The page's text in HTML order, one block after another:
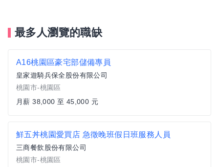
最多人瀏覽的職缺
A16桃園區豪宅部儲備專員
皇家遊騎兵保全股份有限公司
桃園市-桃園區
月薪 38,000 至 45,000 元
鮮五丼桃園愛買店 急徵晚班假日班服務人員
三商餐飲股份有限公司
桃園市-桃園區